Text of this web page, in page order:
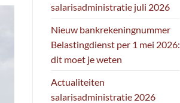
salarisadministratie juli 2026
Nieuw bankrekeningnummer
Belastingdienst per 1 mei 2026:
dit moet je weten
Actualiteiten
salarisadministratie 2026